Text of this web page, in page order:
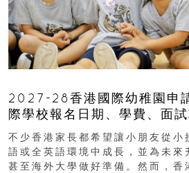
2027-28香港國際幼稚園申
際學校報名日期、學費、面
不少香港家長都希望讓小朋友從小
語或全英語環境中成長，並為未來
甚至海外大學做好準備。然而，香